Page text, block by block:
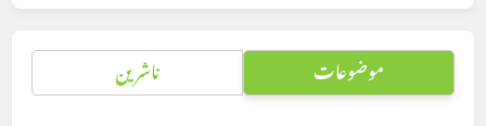
موضوعات ناشرین